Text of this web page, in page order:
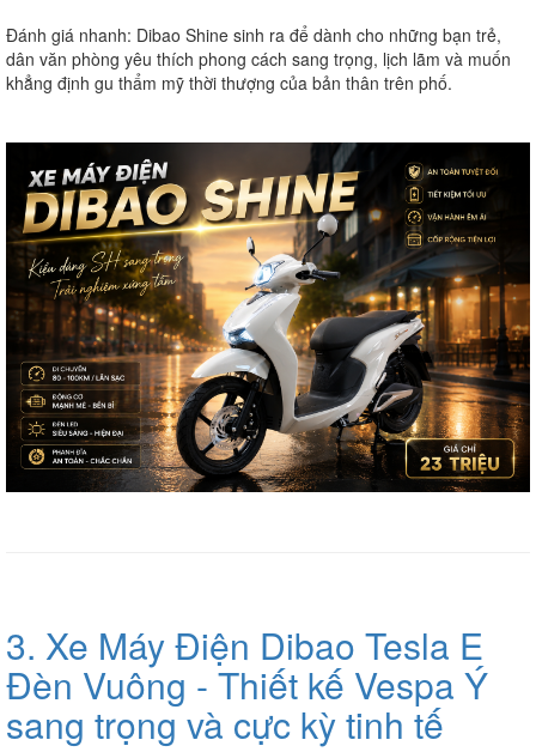
Đánh giá nhanh: Dibao Shine sinh ra để dành cho những bạn trẻ,
dân văn phòng yêu thích phong cách sang trọng, lịch lãm và muốn
khẳng định gu thẩm mỹ thời thượng của bản thân trên phố.
3. Xe Máy Điện Dibao Tesla E
Đèn Vuông - Thiết kế Vespa Ý
sang trọng và cực kỳ tinh tế